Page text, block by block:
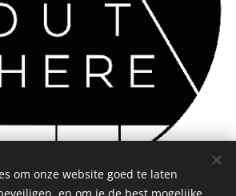
om onze website goed te laten